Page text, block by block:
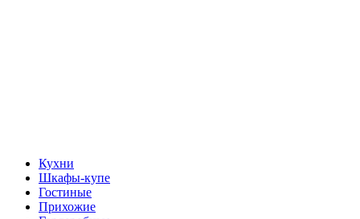
Кухни
Шкафы-купе
Гостиные
Прихожие